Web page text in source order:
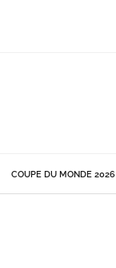
COUPE DU MONDE 2026